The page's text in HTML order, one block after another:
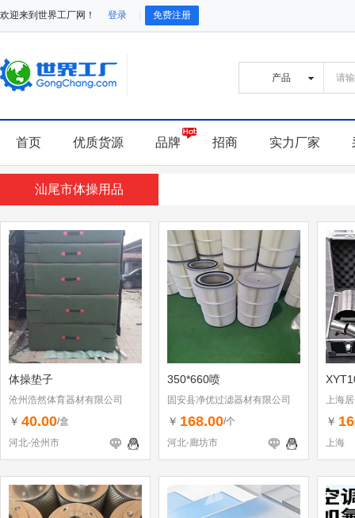
欢迎来到世界工厂网！ 登录 免费注册
首页 优质货源 品牌 招商 实力厂家
汕尾市体操用品
体操垫子
沧州浩然体育器材有限公司
￥ 40.00/盒
河北-沧州市
350*660喷
固安县净优过滤器材有限公司
￥ 168.00/个
河北-廊坊市
上海
￥
上海